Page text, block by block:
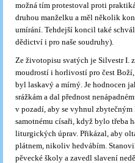
možná tím protestoval proti
druhou manželku a měl několik
umírání. Tehdejší koncil také
dědictví i pro naše soudruhy).
Ze životopisu svatých je Silvestr I.
moudrostí i horlivostí pro čest
byl laskavý a mírný. Je hodnocen
srážkám a dal přednost
v pozadí, aby se vyhnul
samotnému císaři, když bylo třeba
liturgických úprav. Přikázal, aby
plátnem, nikoliv hedvábím.
pěvecké školy a zavedl slavení